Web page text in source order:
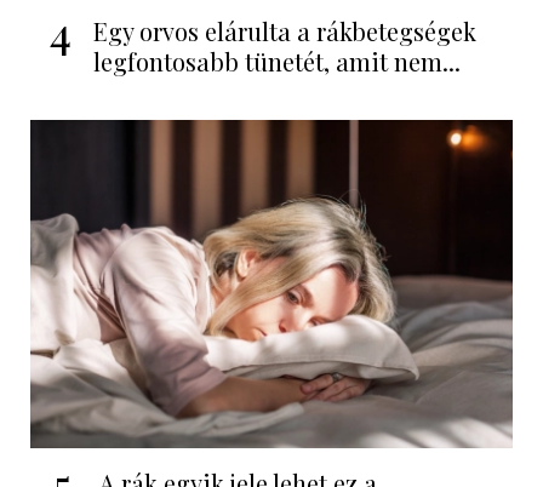
4
Egy orvos elárulta a rákbetegségek
legfontosabb tünetét, amit nem...